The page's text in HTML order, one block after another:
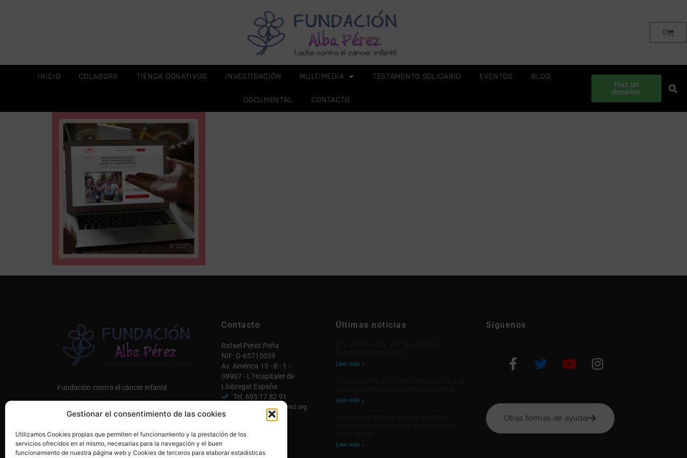
Gestionar el consentimiento de las cookies
Utilizamos Cookies propias que permiten el funcionamiento y la prestación de los
servicios ofrecidos en el mismo, necesarias para la navegación y el buen
funcionamiento de nuestra página web y Cookies de terceros para elaborar estadísticas
0
INICIO COLABORA TIENDA DONATIVOS INVESTIGACIÓN MULTIMEDIA TESTAMENTO SOLIDARIO EVENTOS BLOG
DOCUMENTAL CONTACTO
Haz un
donativo
Fundación contra el cáncer infantil
Contacto
Rafael Pérez Peña
NIF: G-65715039
Av. América 15 - 8 - 1 -
08907 - L’Hospitalet de
Llobregat España
Tel. 695 17 82 91
info@fundacionalbaperez.org
Contactar
Mi cuenta
Últimas notícias
Leer más »
Leer más »
Leer más »
Síguenos
Otras formas de ayudar